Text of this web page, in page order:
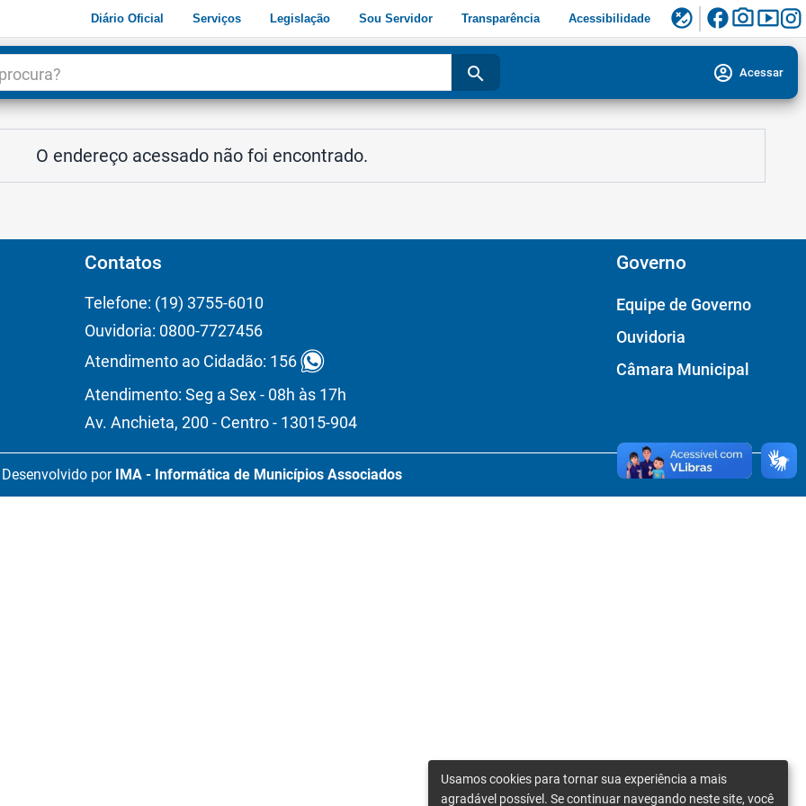
Diário Oficial Serviços Legislação Sou Servidor Transparência Acessibilidade flaky facebookphoto_camerasmart_display
search account_circle Acessar
O endereço acessado não foi encontrado.
Contatos
Telefone: (19) 3755-6010
Ouvidoria: 0800-7727456
Atendimento ao Cidadão: 156
Atendimento: Seg a Sex - 08h às 17h
Av. Anchieta, 200 - Centro - 13015-904
Governo
Equipe de Governo
Ouvidoria
Câmara Municipal
Desenvolvido por IMA - Informática de Municípios Associados
Usamos cookies para tornar sua experiência a mais
agradável possível. Se continuar navegando neste site, você